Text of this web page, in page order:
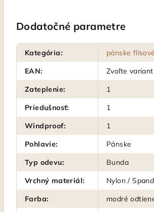
Dodatočné parametre
Kategória:
pánske
EAN:
Zvoľte variant
Zateplenie:
1
Priedušnosť:
1
Windproof:
1
Pohlavie:
Pánske
Typ odevu:
Bunda
Vrchný materiál:
Nylon /
Farba:
modré